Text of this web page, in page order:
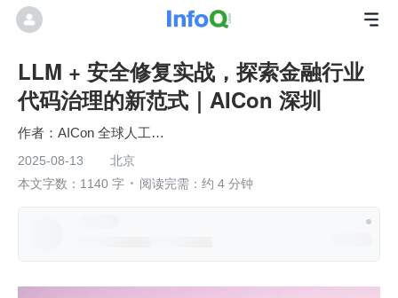
LLM + 安全修复实战，探索金融行业
代码治理的新范式｜AICon 深圳
AICon 全球人工智能开发与应用大会
2025-08-13
北京
本文字数：1140 字
阅读完需：约 4 分钟